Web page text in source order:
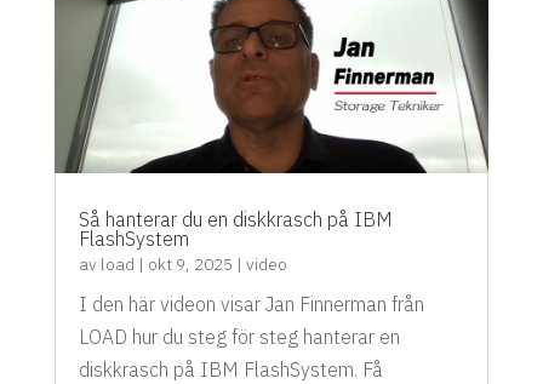
Så hanterar du en diskkrasch på IBM
FlashSystem
av load | okt 9, 2025 | video
I den här videon visar Jan Finnerman från
LOAD hur du steg för steg hanterar en
diskkrasch på IBM FlashSystem. Få